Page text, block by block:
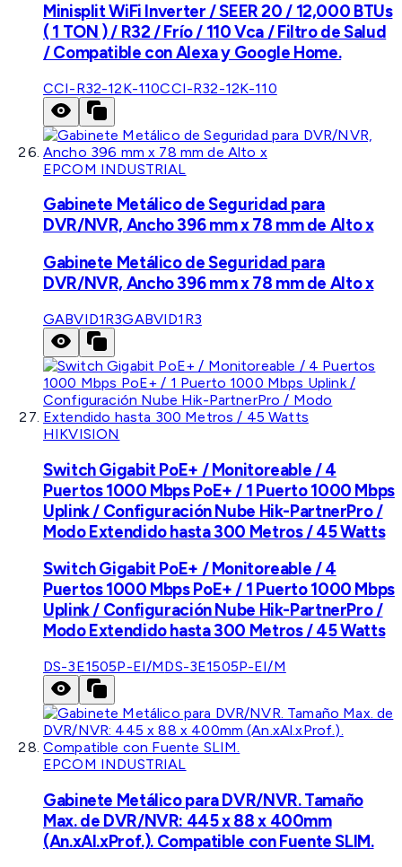
Minisplit WiFi Inverter / SEER 20 / 12,000 BTUs
( 1 TON ) / R32 / Frío / 110 Vca / Filtro de Salud
/ Compatible con Alexa y Google Home.
CCI-R32-12K-110CCI-R32-12K-110
EPCOM INDUSTRIAL
Gabinete Metálico de Seguridad para
DVR/NVR, Ancho 396 mm x 78 mm de Alto x
Gabinete Metálico de Seguridad para
DVR/NVR, Ancho 396 mm x 78 mm de Alto x
GABVID1R3GABVID1R3
HIKVISION
Switch Gigabit PoE+ / Monitoreable / 4
Puertos 1000 Mbps PoE+ / 1 Puerto 1000 Mbps
Uplink / Configuración Nube Hik-PartnerPro /
Modo Extendido hasta 300 Metros / 45 Watts
Switch Gigabit PoE+ / Monitoreable / 4
Puertos 1000 Mbps PoE+ / 1 Puerto 1000 Mbps
Uplink / Configuración Nube Hik-PartnerPro /
Modo Extendido hasta 300 Metros / 45 Watts
DS-3E1505P-EI/MDS-3E1505P-EI/M
EPCOM INDUSTRIAL
Gabinete Metálico para DVR/NVR. Tamaño
Max. de DVR/NVR: 445 x 88 x 400mm
(An.xAl.xProf.). Compatible con Fuente SLIM.